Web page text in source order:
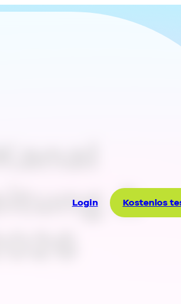
Login Kostenlos
&